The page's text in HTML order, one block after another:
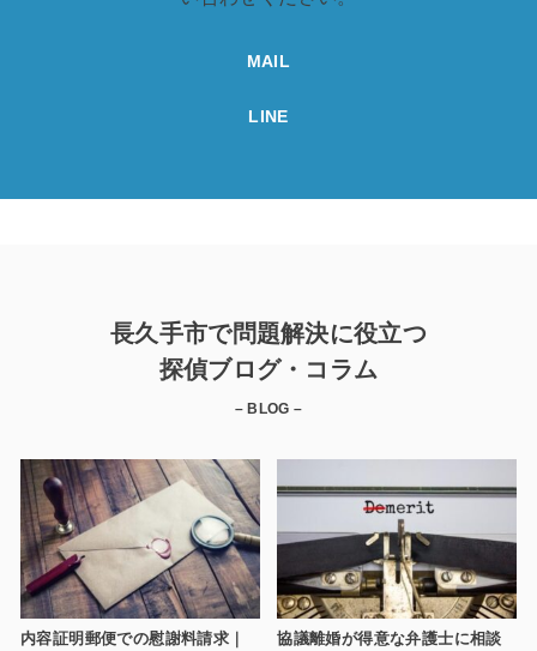
MAIL
LINE
長久手市で問題解決に役立つ
探偵ブログ・コラム
– BLOG –
内容証明郵便での慰謝料請求｜
協議離婚が得意な弁護士に相談